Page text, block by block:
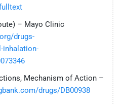
– Mayo Clinic
drugs-
inhalation-
Mechanism of Action –
drugs/DB00938